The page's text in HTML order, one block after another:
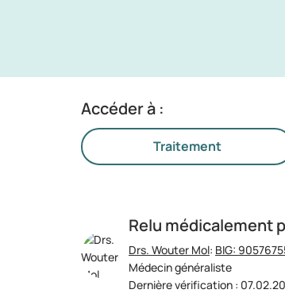
Accéder à :
Traitement
Relu médicalement
Drs. Wouter Mol: BIG:
Médecin généraliste
Dernière vérification :